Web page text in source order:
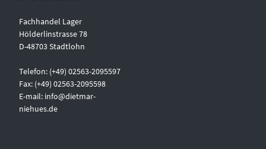
Fachhandel Lager
Hölderlinstrasse 78
D-48703 Stadtlohn
Telefon: (+49) 02563-2095597
Fax: (+49) 02563-2095598
E-mail: info@dietmar-
niehues.de